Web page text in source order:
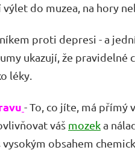
do muzea, na hory
proti depresi - a
ukazují, že
léky.
- To, co jíte, má přímý
váš mozeka
vysokým obsahem